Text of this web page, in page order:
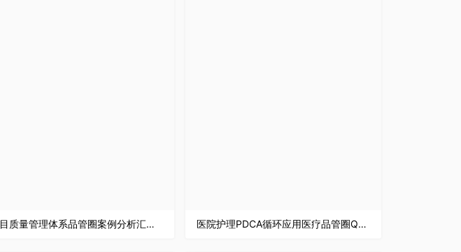
项目质量管理体系品管圈案例分析汇报PDCA质量管理培训PPT模板 医院护理PDCA循环应用医疗品管圈QC管理案例分析总结PPT模板